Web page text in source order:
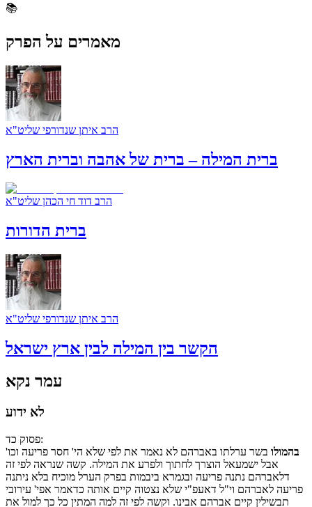
📚
מאמרים על הפרק
הרב איתן שנדורפי שליט"א
ברית המילה – ברית של אהבה וברית הארץ
הרב דוד חי הכהן שליט"א
ברית הדורות
הרב איתן שנדורפי שליט"א
הקשר בין המילה לבין ארץ ישראל
עמר נקא
לא ידוע
פסוק כד
:
בהמולו בשר ערלתו באברהם לא נאמר את לפי שלא הי' חסר פריעה וכו'
אבל ישמעאל הוצרך לחתוך ולפרע את המילה. קשה שנראה לפי זה
דלאברהם נתנה פריעה ובגמרא ביבמות בפרק הערל מוכיח בלא ניתנה
פריעה לאברהם וי"ל דאעפ"י שלא נצטוה קיים אותה כדאמר אפי' עירובי
תבשילין קיים אברהם אבינו. וקשה לפי זה למה המתין כל כך למול את